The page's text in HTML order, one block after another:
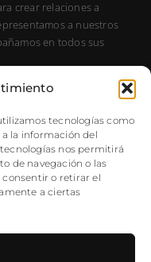
tecnologías como
la información del
nos permitirá
de navegación o las
consentir o retirar el
a ciertas
crear relaciones a
a nuestros
en todos sus